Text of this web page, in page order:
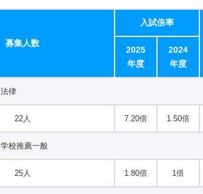
25人 1倍 1倍
募集人数
入試倍率
2025
年度
2024
年度
律
22人 7.20倍 1.50倍
校推薦一般
25人 1.80倍 1倍